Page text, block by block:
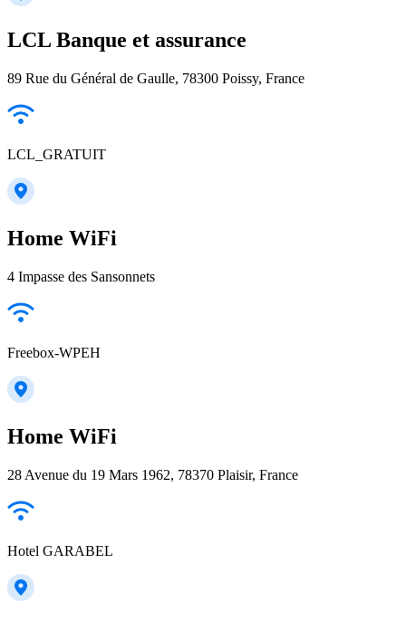
LCL Banque et assurance
89 Rue du Général de Gaulle, 78300 Poissy, France
LCL_GRATUIT
Home WiFi
4 Impasse des Sansonnets
Freebox-WPEH
Home WiFi
28 Avenue du 19 Mars 1962, 78370 Plaisir, France
Hotel GARABEL